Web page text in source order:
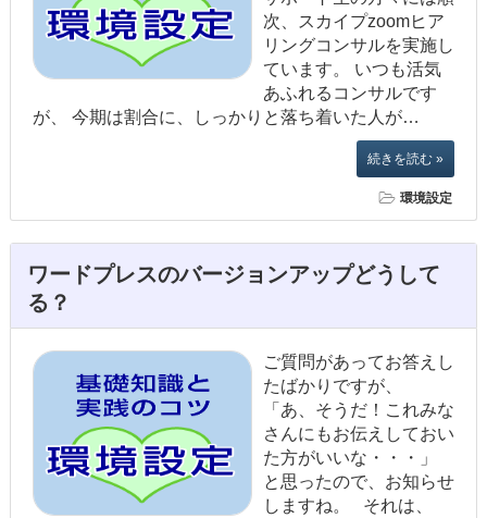
次、スカイプzoomヒア
リングコンサルを実施し
ています。 いつも活気
あふれるコンサルです
が、 今期は割合に、しっかりと落ち着いた人が…
続きを読む »
環境設定
ワードプレスのバージョンアップどうして
る？
ご質問があってお答えし
たばかりですが、
「あ、そうだ！これみな
さんにもお伝えしておい
た方がいいな・・・」
と思ったので、お知らせ
しますね。 それは、